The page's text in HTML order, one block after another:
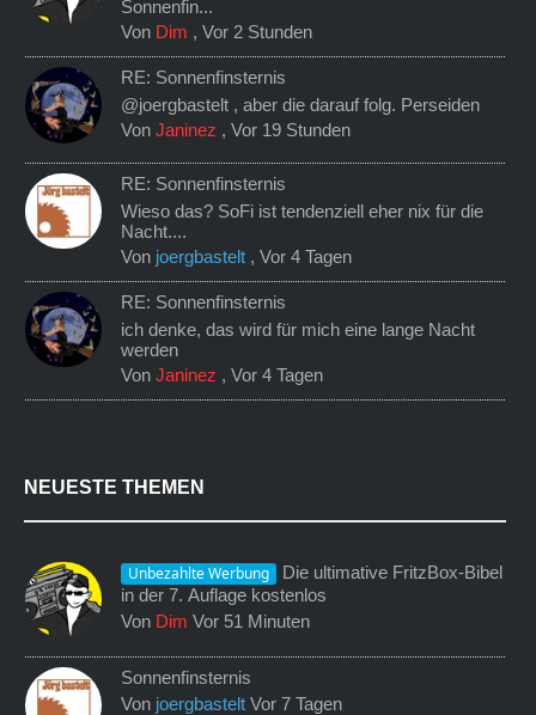
Sonnenfin...
Von Dim ,Vor 2 Stunden
RE: Sonnenfinsternis
@joergbastelt , aber die darauf folg. Perseiden
VonJaninez ,Vor 19 Stunden
RE: Sonnenfinsternis
Wieso das? SoFi ist tendenziell eher nix für die
Nacht....
Von joergbastelt ,Vor 4 Tagen
RE: Sonnenfinsternis
ich denke, das wird für mich eine lange Nacht
werden
VonJaninez ,Vor 4 Tagen
NEUESTE THEMEN
Unbezahlte Werbung
Die ultimative FritzBox-Bibel
in der 7. Auflage kostenlos
Von Dim Vor 51 Minuten
Sonnenfinsternis
Von joergbastelt Vor 7 Tagen